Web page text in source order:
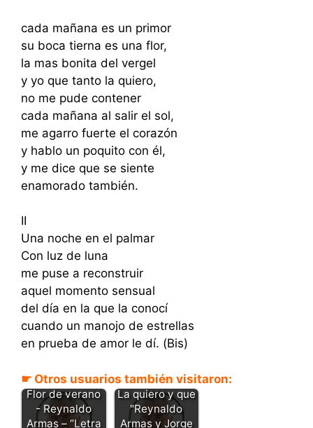
cada mañana es un primor
su boca tierna es una flor,
la mas bonita del vergel
y yo que tanto la quiero,
no me pude contener
cada mañana al salir el sol,
me agarro fuerte el corazón
y hablo un poquito con él,
y me dice que se siente
enamorado también.
II
Una noche en el palmar
Con luz de luna
me puse a reconstruir
aquel momento sensual
del día en la que la conocí
cuando un manojo de estrellas
en prueba de amor le dí. (Bis)
☛ Otros usuarios también visitaron:
Flor de verano
- Reynaldo
Armas – “Letra
La quiero y que
"Reynaldo
Armas y Jorge